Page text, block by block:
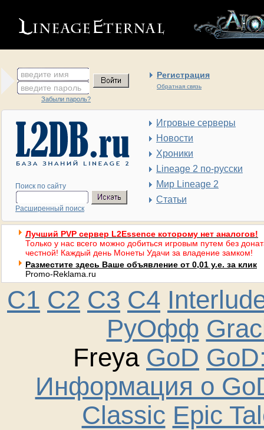
введите имя Регистрация
Обратная связь
введите пароль
Забыли пароль?
Поиск по сайту
Расширенный поиск
Игровые серверы
Новости
Хроники
Lineage 2 по-русски
Мир Lineage 2
Статьи
Лучший PVP сервер L2Essence которому нет аналогов!
Только у нас всего можно добиться игровым путем без
честной! Каждый день Монеты Удачи за владение замком!
Разместите здесь Ваше объявление от 0,01 у.е. за клик
Promo-Reklama.ru
C1 C2 C3 C4
РуОфф
Freya GoD
Информация о
Classic Epic